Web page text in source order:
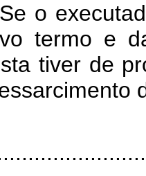
o
termo e
tiver de